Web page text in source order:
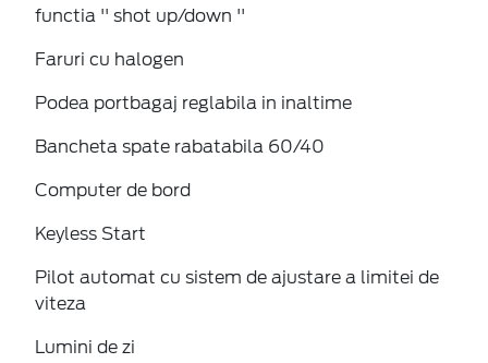
functia '' shot up/down ''
Faruri cu halogen
Podea portbagaj reglabila in inaltime
Bancheta spate rabatabila 60/40
Computer de bord
Keyless Start
Pilot automat cu sistem de ajustare a limitei de
viteza
Lumini de zi